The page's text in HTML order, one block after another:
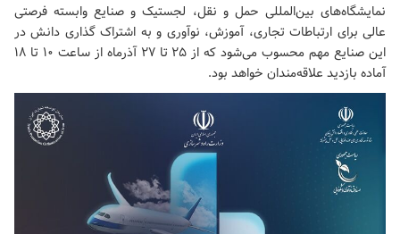
نمایشگاه‌های بین‌المللی حمل و نقل، لجستیک و صنایع وابسته فرصتی
عالی برای ارتباطات تجاری، آموزش، نوآوری و به اشتراک گذاری دانش در
این صنایع مهم محسوب می‌شود که از ۲۵ تا ۲۷ آذرماه از ساعت ۱۰ تا ۱۸
آماده بازدید علاقه‌مندان خواهد بود.